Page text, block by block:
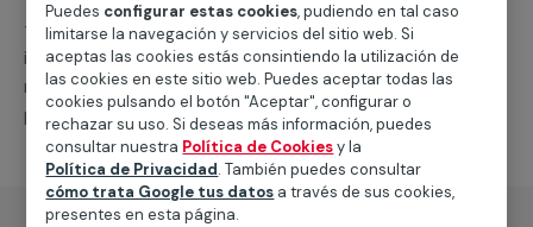
tu presupuesto y dejar resuelto tu problema de forma
inmediata, te facilitaremos todos los materiales
necesarios así como las actuaciones adicionales que
puedes requerir.
Puedes configurar estas cookies, pudiendo en tal caso
limitarse la navegación y servicios del sitio web. Si
aceptas las cookies estás consintiendo la utilización de
las cookies en este sitio web. Puedes aceptar todas las
cookies pulsando el botón "Aceptar", configurar o
rechazar su uso. Si deseas más información, puedes
consultar nuestra Política de Cookiesy la
Política de Privacidad. También puedes consultar
cómo trata Google tus datos a través de sus cookies,
presentes en esta página.